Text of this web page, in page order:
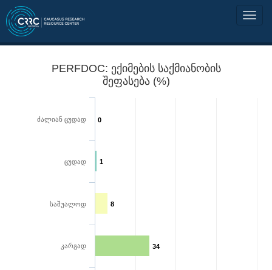
PERFDOC: ექიმების საქმიანობის
შეფასება (%)
0
1
8
34
ძალიან ცუდად
ცუდად
საშუალოდ
კარგად